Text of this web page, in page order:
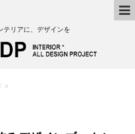
テリアに、デザインを
>